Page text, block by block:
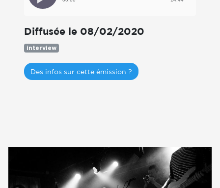
Diffusée le 08/02/2020
interview
Des infos sur cette émission ?